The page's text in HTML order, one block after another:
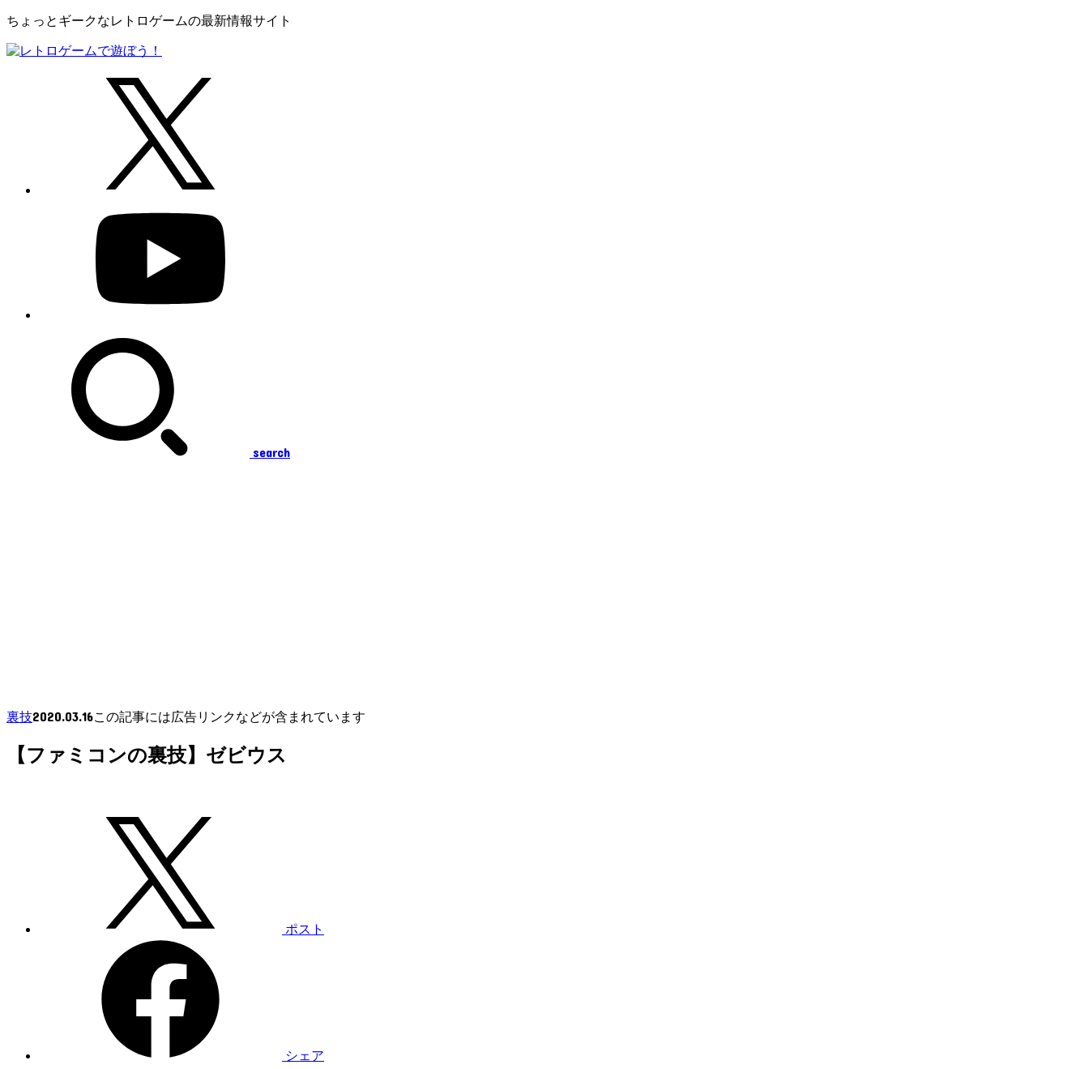
ちょっとギークなレトロゲームの最新情報サイト
search
裏技2020.03.16この記事には広告リンクなどが含まれています
【ファミコンの裏技】ゼビウス
ポスト
シェア